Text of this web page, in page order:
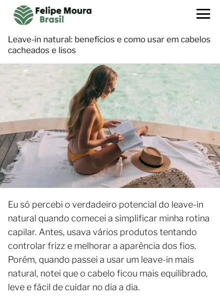
Leave-in natural: benefícios e como usar em cabelos
cacheados e lisos
Eu só percebi o verdadeiro potencial do leave-in
natural quando comecei a simplificar minha rotina
capilar. Antes, usava vários produtos tentando
controlar frizz e melhorar a aparência dos fios.
Porém, quando passei a usar um leave-in mais
natural, notei que o cabelo ficou mais equilibrado,
leve e fácil de cuidar no dia a dia.